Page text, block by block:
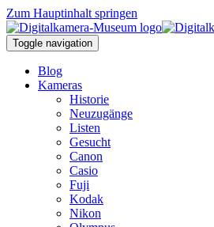
Zum Hauptinhalt springen
Toggle navigation
Blog
Kameras
Historie
Neuzugänge
Listen
Gesucht
Canon
Casio
Fuji
Kodak
Nikon